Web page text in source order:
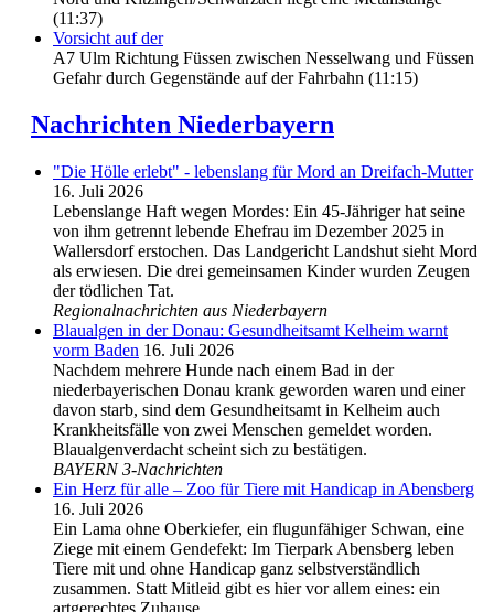
(11:37)
Vorsicht auf der
A7 Ulm Richtung Füssen zwischen Nesselwang und Füssen
Gefahr durch Gegenstände auf der Fahrbahn (11:15)
Nachrichten Niederbayern
"Die Hölle erlebt" - lebenslang für Mord an Dreifach-Mutter
16. Juli 2026
Lebenslange Haft wegen Mordes: Ein 45-Jähriger hat seine
von ihm getrennt lebende Ehefrau im Dezember 2025 in
Wallersdorf erstochen. Das Landgericht Landshut sieht Mord
als erwiesen. Die drei gemeinsamen Kinder wurden Zeugen
der tödlichen Tat.
Regionalnachrichten aus Niederbayern
Blaualgen in der Donau: Gesundheitsamt Kelheim warnt
vorm Baden 16. Juli 2026
Nachdem mehrere Hunde nach einem Bad in der
niederbayerischen Donau krank geworden waren und einer
davon starb, sind dem Gesundheitsamt in Kelheim auch
Krankheitsfälle von zwei Menschen gemeldet worden.
Blaualgenverdacht scheint sich zu bestätigen.
BAYERN 3-Nachrichten
Ein Herz für alle – Zoo für Tiere mit Handicap in Abensberg
16. Juli 2026
Ein Lama ohne Oberkiefer, ein flugunfähiger Schwan, eine
Ziege mit einem Gendefekt: Im Tierpark Abensberg leben
Tiere mit und ohne Handicap ganz selbstverständlich
zusammen. Statt Mitleid gibt es hier vor allem eines: ein
artgerechtes Zuhause.